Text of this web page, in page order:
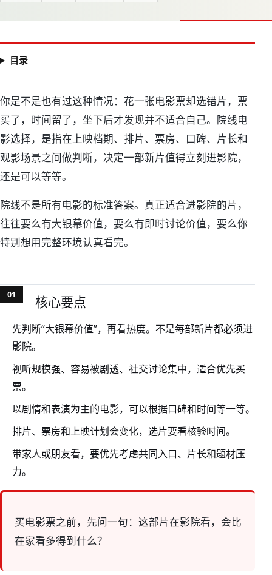
目录
院线电影怎么选不踩片
你是不是也有过这种情况：花一张电影票却选错片，票
买了，时间留了，坐下后才发现并不适合自己。院线电
影选择，是指在上映档期、排片、票房、口碑、片长和
观影场景之间做判断，决定一部新片值得立刻进影院，
还是可以等等。
院线不是所有电影的标准答案。真正适合进影院的片，
往往要么有大银幕价值，要么有即时讨论价值，要么你
特别想用完整环境认真看完。
核心要点
先判断“大银幕价值”，再看热度。不是每部新片都必须进
影院。
视听规模强、容易被剧透、社交讨论集中，适合优先买
票。
以剧情和表演为主的电影，可以根据口碑和时间等一等。
排片、票房和上映计划会变化，选片要看核验时间。
带家人或朋友看，要优先考虑共同入口、片长和题材压
力。
买电影票之前，先问一句：这部片在影院看，会比
在家看多得到什么？